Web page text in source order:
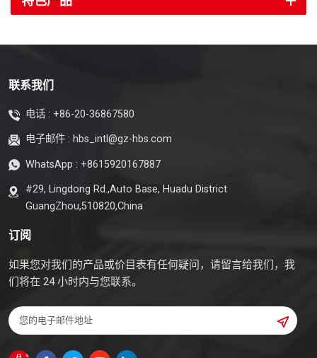
联系我们
电话 : +86-20-36867580
电子邮件 : hbs_intl@gz-hbs.com
WhatsApp : +8615920167887
#29, Lingdong Rd.,Auto Base, Huadu District
GuangZhou,510820,China
订阅
如果您对我们的产品或价目表有任何疑问，请留言给我们，我
们将在 24 小时内与您联系。